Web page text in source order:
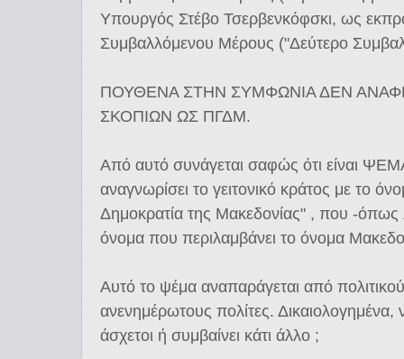
Υπουργός Στέβο Τσερβενκόφσκι, ως
Συμβαλλόμενου Μέρους ("Δεύτερο
ΠΟΥΘΕΝΑ ΣΤΗΝ ΣΥΜΦΩΝΙΑ ΔΕΝ
ΣΚΟΠΙΩΝ ΩΣ ΠΓΔΜ.
Από αυτό συνάγεται σαφώς ότι είναι
αναγνωρίσει το γειτονικό κράτος με το
Δημοκρατία της Μακεδονίας" , που -όπως
όνομα που περιλαμβάνει το όνομα
Αυτό το ψέμα αναπαράγεται από
ανενημέρωτους πολίτες. Δικαιολογημένα,
άσχετοι ή συμβαίνει κάτι άλλο ;